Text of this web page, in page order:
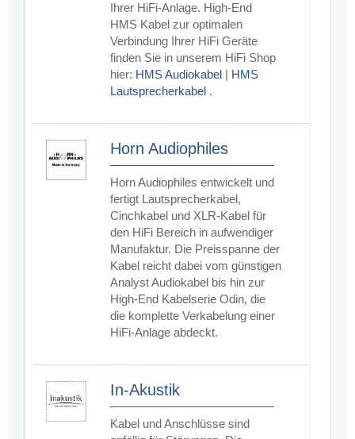
Ihrer HiFi-Anlage. High-End
HMS Kabel zur optimalen
Verbindung Ihrer HiFi Geräte
finden Sie in unserem HiFi Shop
hier: HMS Audiokabel | HMS
Lautsprecherkabel .
Horn Audiophiles
Horn Audiophiles entwickelt und
fertigt Lautsprecherkabel,
Cinchkabel und XLR-Kabel für
den HiFi Bereich in aufwendiger
Manufaktur. Die Preisspanne der
Kabel reicht dabei vom günstigen
Analyst Audiokabel bis hin zur
High-End Kabelserie Odin, die
die komplette Verkabelung einer
HiFi-Anlage abdeckt.
In-Akustik
Kabel und Anschlüsse sind